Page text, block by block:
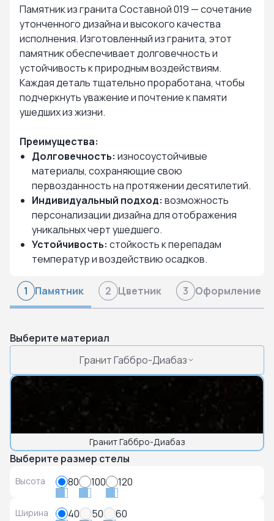
Памятник из гранита Составной 019 — сочетание
утонченного дизайна и высокого качества
исполнения. Изготовленный из гранита, этот
памятник обеспечивает долговечность и
устойчивость к природным воздействиям.
Каждая деталь тщательно проработана, чтобы
подчеркнуть уважение и почтение к памяти
ушедших из жизни.
Преимущества:
Долговечность: износоустойчивые
материалы, сохраняющие свою
первозданность на протяжении десятилетий.
Индивидуальный подход: возможность
персонализации дизайна для отображения
уникальных черт ушедшего.
Устойчивость: стойкость к перепадам
температур и воздействию осадков.
1 Памятник 2 Цветник 3 Оформление
Выберите материал
Гранит Габбро-Диабаз
Гранит Габбро-Диабаз
Выберите размер стелы
Высота 80 100 120
Ширина 40 50 60